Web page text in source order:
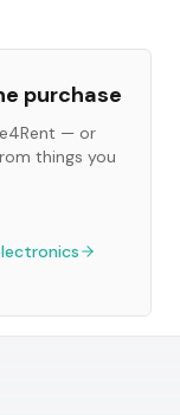
purchase
— or
things you